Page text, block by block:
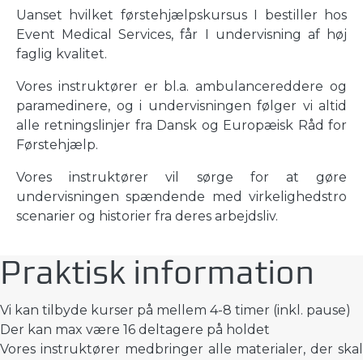
Uanset hvilket førstehjælpskursus I bestiller hos
Event Medical Services, får I undervisning af høj
faglig kvalitet.
Vores instruktører er bl.a. ambulancereddere og
paramedinere, og i undervisningen følger vi altid
alle retningslinjer fra Dansk og Europæisk Råd for
Førstehjælp.
Vores instruktører vil sørge for at gøre
undervisningen spændende med virkelighedstro
scenarier og historier fra deres arbejdsliv.
Praktisk information
Vi kan tilbyde kurser på mellem 4-8 timer (inkl. pause)
Der kan max være 16 deltagere på holdet
Vores instruktører medbringer alle materialer, der skal